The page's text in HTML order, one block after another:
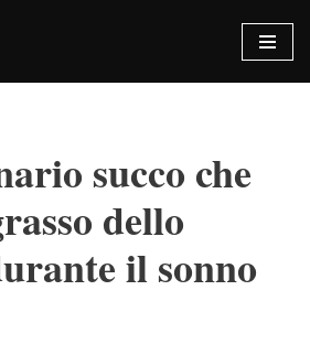
succo che
dello
il sonno